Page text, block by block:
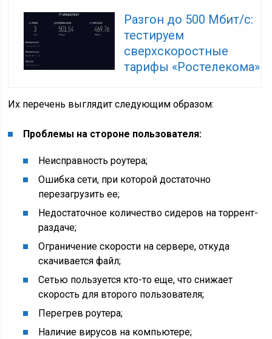
Разгон до 500 Мбит/с:
тестируем
сверхскоростные
тарифы «Ростелекома»
Их перечень выглядит следующим образом:
Проблемы на стороне пользователя:
Неисправность роутера;
Ошибка сети, при которой достаточно
перезагрузить ее;
Недостаточное количество сидеров на торрент-
раздаче;
Ограничение скорости на сервере, откуда
скачивается файл;
Сетью пользуется кто-то еще, что снижает
скорость для второго пользователя;
Перегрев роутера;
Наличие вирусов на компьютере;